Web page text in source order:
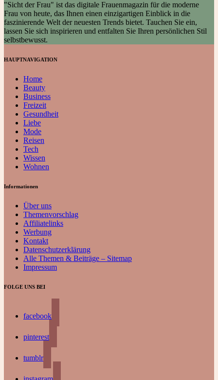
"Sicht der Frau" ist das digitale Frauenmagazin für die moderne
Frau von heute, das Ihnen einen einzigartigen Einblick in die
faszinierende Welt der neuesten Trends bietet. Tauchen Sie ein,
lassen Sie sich inspirieren und entfalten Sie Ihren persönlichen Stil
selbstbewusst.
HAUPTNAVIGATION
Home
Beauty
Business
Freizeit
Gesundheit
Liebe
Mode
Reisen
Tech
Wissen
Wohnen
Informationen
Über uns
Themenvorschlag
Affiliatelinks
Werbung
Kontakt
Datenschutzerklärung
Alle Themen & Beiträge – Sitemap
Impressum
FOLGE UNS BEI
facebook
pinterest
tumblr